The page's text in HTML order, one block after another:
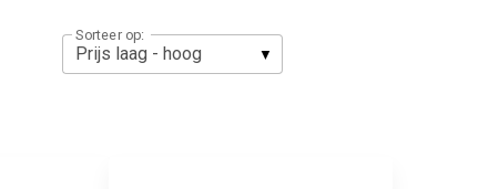
Sorteer op: